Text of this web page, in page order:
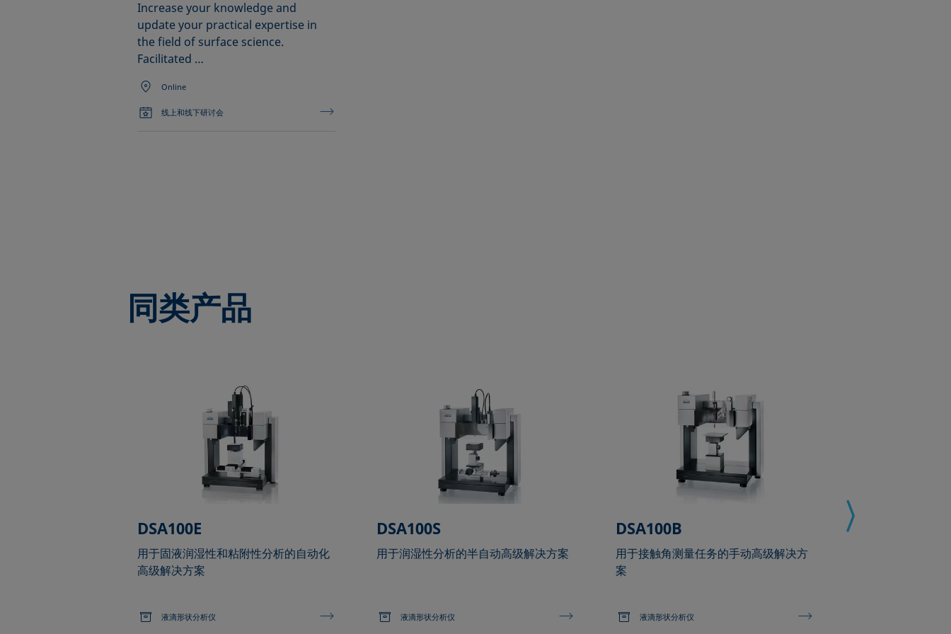
Increase your knowledge and
update your practical expertise in
the field of surface science.
Facilitated …
Online
线上和线下研讨会
同类产品
DSA100E
用于固液润湿性和粘附性分析的自动化
高级解决方案
液滴形状分析仪
DSA100S
用于润湿性分析的半自动高级解决方案
液滴形状分析仪
DSA100B
用于接触角测量任务的手动高级解决方
案
液滴形状分析仪